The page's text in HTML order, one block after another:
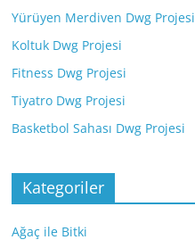
Yürüyen Merdiven Dwg Projesi
Koltuk Dwg Projesi
Fitness Dwg Projesi
Tiyatro Dwg Projesi
Basketbol Sahası Dwg Projesi
Kategoriler
Ağaç ile Bitki